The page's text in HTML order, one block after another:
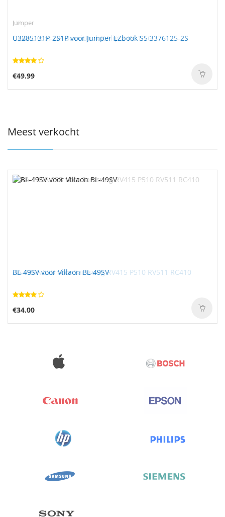
Jumper
U3285131P-2S1P voor Jumper EZbook S5 3376125-2S
€49.99
Meest verkocht
BL-49SV voor Villaon BL-49SV
€34.00